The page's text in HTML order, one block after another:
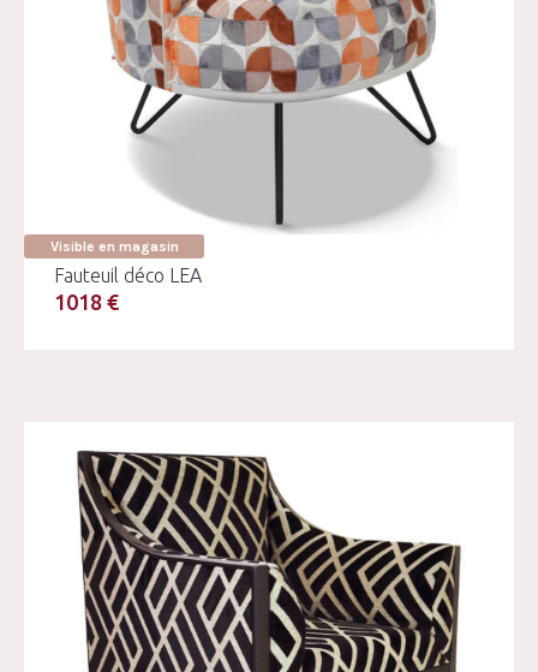
Visible en magasin
Fauteuil déco LEA
1018 €